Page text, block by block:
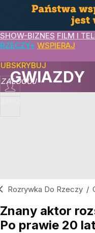
SHOW-BIZNES FILM I
RZECZY+ WSPIERAJ
ZALOGUJ
GWIAZDY
Rozrywka Do Rzeczy /
Znany aktor
Po prawie 20